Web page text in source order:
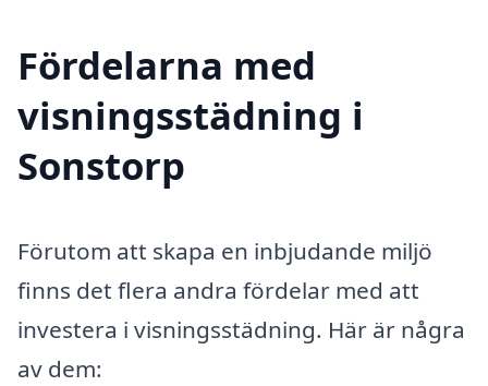
Fördelarna med
visningsstädning i
Sonstorp
Förutom att skapa en inbjudande miljö
finns det flera andra fördelar med att
investera i visningsstädning. Här är några
av dem: